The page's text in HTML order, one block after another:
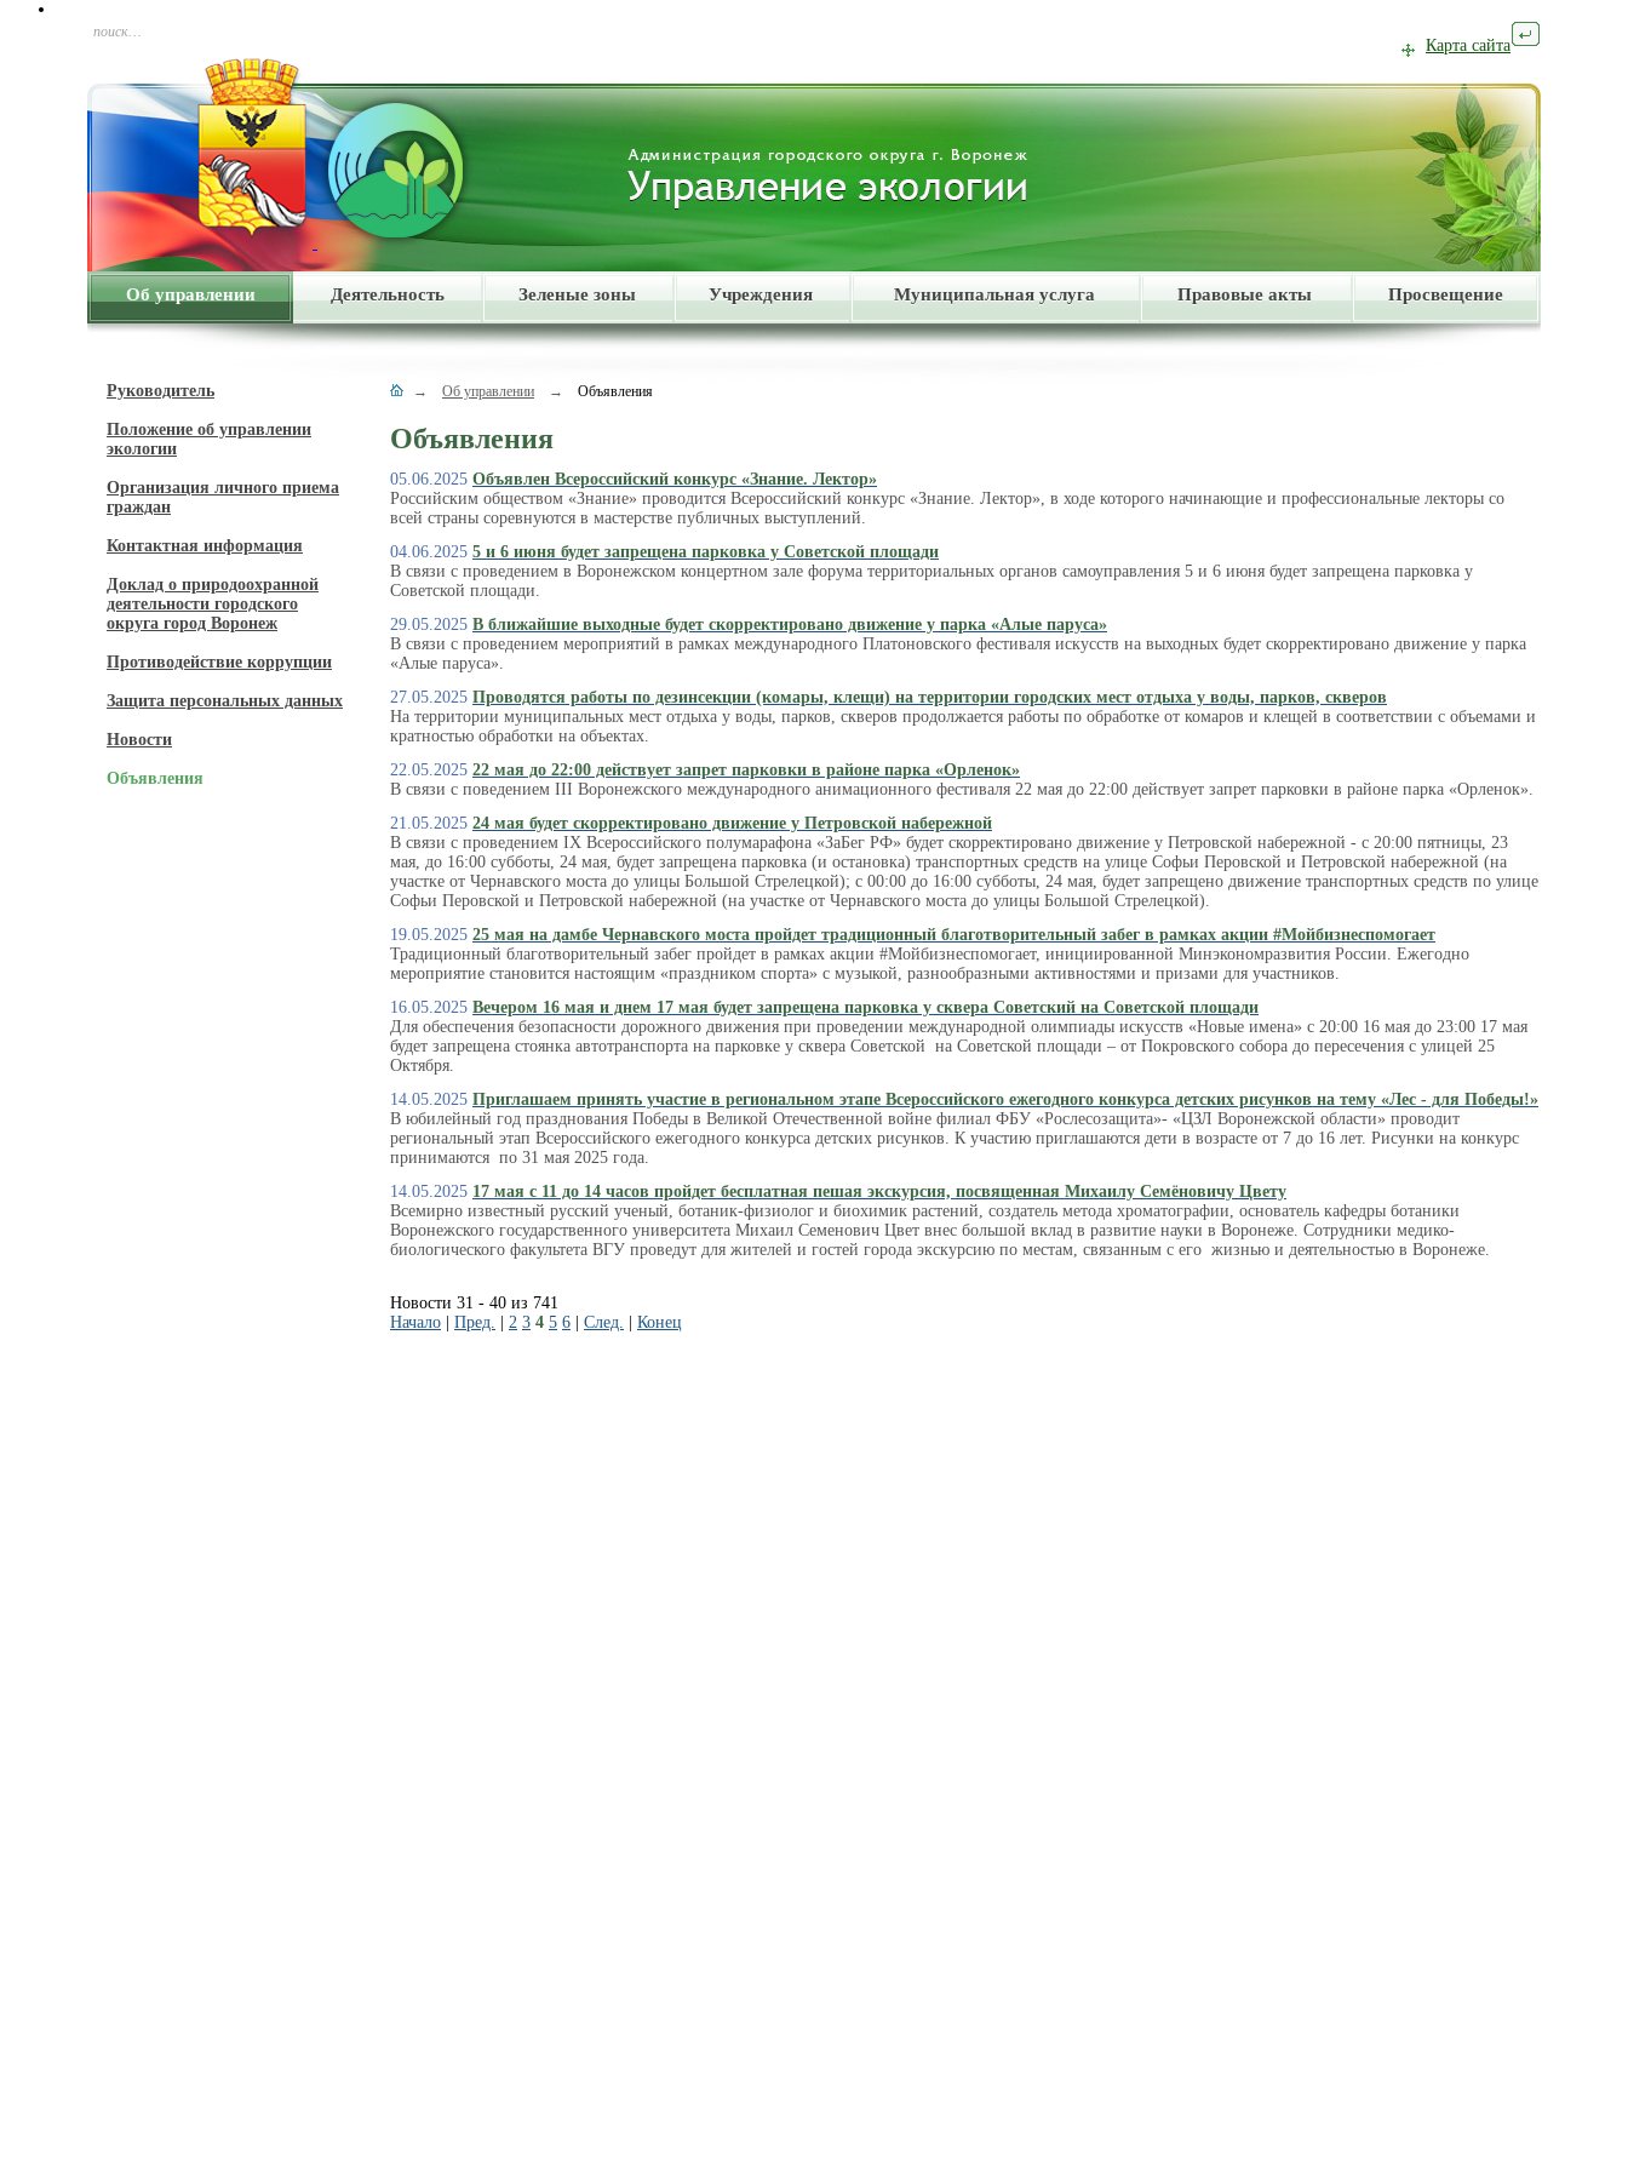
Карта сайта
поиск…
Об управлении Деятельность Зеленые зоны Учреждения Муниципальная услуга Правовые акты Просвещение
Руководитель
Положение об управлении
экологии
Организация личного приема
граждан
Контактная информация
Доклад о природоохранной
деятельности городского
округа город Воронеж
Противодействие коррупции
Защита персональных данных
Новости
Объявления
→ Об управлении → Объявления
Объявления
05.06.2025 Объявлен Всероссийский конкурс «Знание. Лектор»
Российским обществом «Знание» проводится Всероссийский конкурс «Знание. Лектор», в ходе которого начинающие и профессиональные лекторы со
всей страны соревнуются в мастерстве публичных выступлений.
04.06.2025 5 и 6 июня будет запрещена парковка у Советской площади
В связи с проведением в Воронежском концертном зале форума территориальных органов самоуправления 5 и 6 июня будет запрещена парковка у
Советской площади.
29.05.2025 В ближайшие выходные будет скорректировано движение у парка «Алые паруса»
В связи с проведением мероприятий в рамках международного Платоновского фестиваля искусств на выходных будет скорректировано движение у парка
«Алые паруса».
27.05.2025 Проводятся работы по дезинсекции (комары, клещи) на территории городских мест отдыха у воды, парков, скверов
На территории муниципальных мест отдыха у воды, парков, скверов продолжается работы по обработке от комаров и клещей в соответствии с объемами и
кратностью обработки на объектах.
22.05.2025 22 мая до 22:00 действует запрет парковки в районе парка «Орленок»
В связи с поведением III Воронежского международного анимационного фестиваля 22 мая до 22:00 действует запрет парковки в районе парка «Орленок».
21.05.2025 24 мая будет скорректировано движение у Петровской набережной
В связи с проведением IX Всероссийского полумарафона «ЗаБег РФ» будет скорректировано движение у Петровской набережной - с 20:00 пятницы, 23
мая, до 16:00 субботы, 24 мая, будет запрещена парковка (и остановка) транспортных средств на улице Софьи Перовской и Петровской набережной (на
участке от Чернавского моста до улицы Большой Стрелецкой); с 00:00 до 16:00 субботы, 24 мая, будет запрещено движение транспортных средств по улице
Софьи Перовской и Петровской набережной (на участке от Чернавского моста до улицы Большой Стрелецкой).
19.05.2025 25 мая на дамбе Чернавского моста пройдет традиционный благотворительный забег в рамках акции #Мойбизнеспомогает
Традиционный благотворительный забег пройдет в рамках акции #Мойбизнеспомогает, инициированной Минэкономразвития России. Ежегодно
мероприятие становится настоящим «праздником спорта» с музыкой, разнообразными активностями и призами для участников.
16.05.2025 Вечером 16 мая и днем 17 мая будет запрещена парковка у сквера Советский на Советской площади
Для обеспечения безопасности дорожного движения при проведении международной олимпиады искусств «Новые имена» с 20:00 16 мая до 23:00 17 мая
будет запрещена стоянка автотранспорта на парковке у сквера Советской на Советской площади – от Покровского собора до пересечения с улицей 25
Октября.
14.05.2025 Приглашаем принять участие в региональном этапе Всероссийского ежегодного конкурса детских рисунков на тему «Лес - для Победы!»
В юбилейный год празднования Победы в Великой Отечественной войне филиал ФБУ «Рослесозащита»- «ЦЗЛ Воронежской области» проводит
региональный этап Всероссийского ежегодного конкурса детских рисунков. К участию приглашаются дети в возрасте от 7 до 16 лет. Рисунки на конкурс
принимаются по 31 мая 2025 года.
14.05.2025 17 мая с 11 до 14 часов пройдет бесплатная пешая экскурсия, посвященная Михаилу Семёновичу Цвету
Всемирно известный русский ученый, ботаник-физиолог и биохимик растений, создатель метода хроматографии, основатель кафедры ботаники
Воронежского государственного университета Михаил Семенович Цвет внес большой вклад в развитие науки в Воронеже. Сотрудники медико-
биологического факультета ВГУ проведут для жителей и гостей города экскурсию по местам, связанным с его жизнью и деятельностью в Воронеже.
Новости 31 - 40 из 741
Начало
Пред. 2 3 4 5 6 След. Конец